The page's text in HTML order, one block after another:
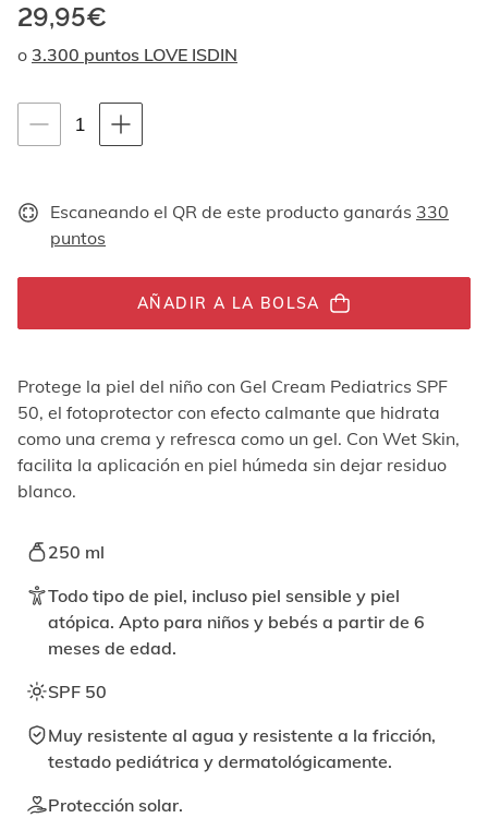
abajo
muestran
caso
de
ningún
los
videos
pueden
reproducir
botón
29,95€
o 3.300 puntos LOVE ISDIN
Instrucciones de navegación por teclado
1
unidades
Escaneando el QR de este producto ganarás 330
puntos
AÑADIR A LA BOLSA
Protege la piel del niño con Gel Cream Pediatrics SPF
50, el fotoprotector con efecto calmante que hidrata
como una crema y refresca como un gel. Con Wet Skin,
facilita la aplicación en piel húmeda sin dejar residuo
blanco.
250 ml
Todo tipo de piel, incluso piel sensible y piel
atópica. Apto para niños y bebés a partir de 6
meses de edad.
SPF 50
Muy resistente al agua y resistente a la fricción,
testado pediátrica y dermatológicamente.
Protección solar.